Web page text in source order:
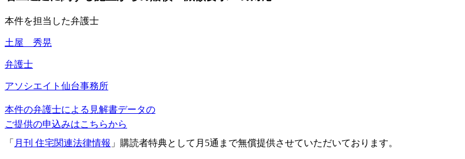
本件を担当した弁護士
土屋 秀晃
弁護士
アソシエイト 仙台事務所
本件の弁護士による見解書データの
ご提供の申込みはこちらから
「 月刊 住宅関連法律情報 」購読者特典として月5通まで無償提供させていただいております。